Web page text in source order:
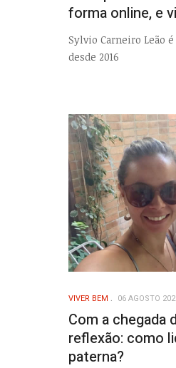
forma online, e
Sylvio Carneiro Leão
desde 2016
VIVER BEM 06 AGOSTO
Com a chegada
reflexão: como
paterna?